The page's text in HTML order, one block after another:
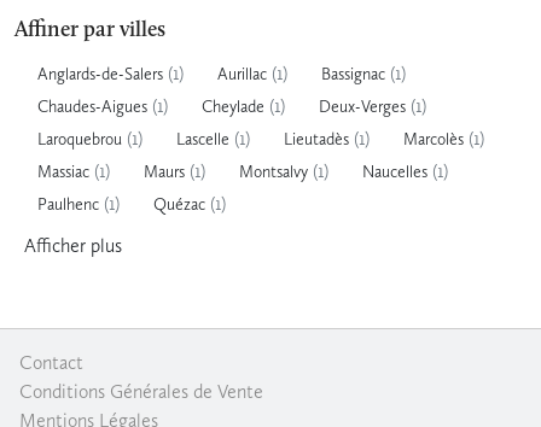
Affiner par villes
Anglards-de-Salers (1) Aurillac (1) Bassignac (1)
Chaudes-Aigues (1) Cheylade (1) Deux-Verges (1)
Laroquebrou (1) Lascelle (1) Lieutadès (1) Marcolès (1)
Massiac (1) Maurs (1) Montsalvy (1) Naucelles (1)
Paulhenc (1) Quézac (1)
Afficher plus
Contact
Conditions Générales de Vente
Mentions Légales